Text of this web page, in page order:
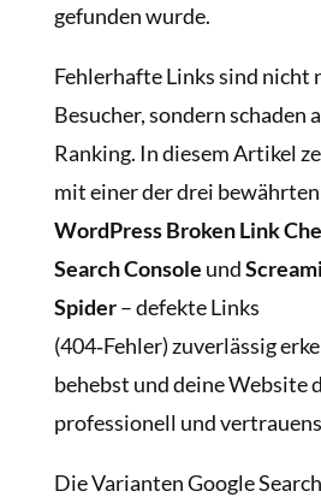
gefunden wurde.
Fehlerhafte Links sind nicht
Besucher, sondern schaden
Ranking. In diesem Artikel
mit einer der drei bewährten
WordPress Broken Link
Search Console und
Spider– defekte Links
(404‑Fehler) zuverlässig
behebst und deine Website
professionell und
Die Varianten Google